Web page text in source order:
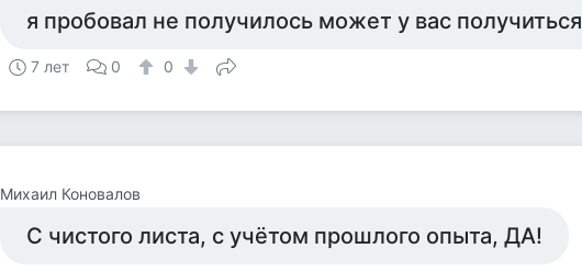
я пробовал не получилось может у вас получиться
7 лет 0 0
Михаил Коновалов
С чистого листа, с учётом прошлого опыта, ДА!